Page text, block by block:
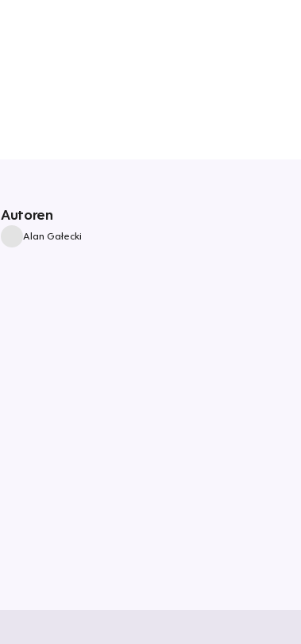
Autoren
Alan Gałecki